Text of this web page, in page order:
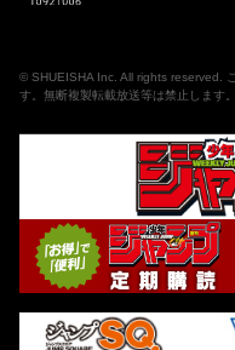
© SHUEISHA Inc. All rights reserved.
す。無断複製転載放送等は禁止します。